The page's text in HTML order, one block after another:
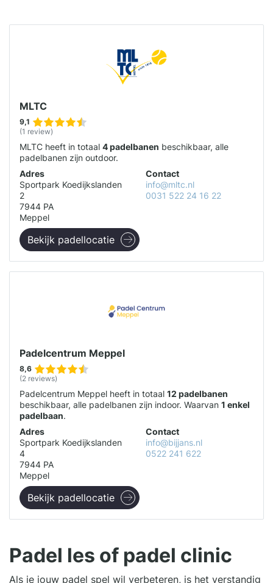
MLTC
9,1
(1 review)
MLTC heeft in totaal 4 padelbanen beschikbaar, alle
padelbanen zijn outdoor.
Adres
Sportpark Koedijkslanden
2
7944 PA
Meppel
Contact
info@mltc.nl
0031 522 24 16 22
Bekijk padellocatie
Padelcentrum Meppel
8,6
(2 reviews)
Padelcentrum Meppel heeft in totaal 12 padelbanen
beschikbaar, alle padelbanen zijn indoor. Waarvan 1 enkel
padelbaan.
Adres
Sportpark Koedijkslanden
4
7944 PA
Meppel
Contact
info@bijjans.nl
0522 241 622
Bekijk padellocatie
Padel les of padel clinic
Als je jouw padel spel wil verbeteren, is het verstandig